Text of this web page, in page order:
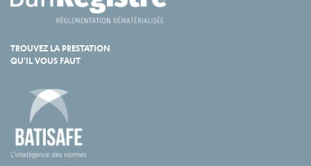
TROUVEZ LA PRESTATION
QU'IL VOUS FAUT